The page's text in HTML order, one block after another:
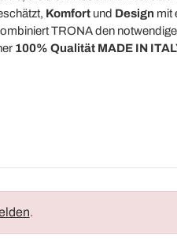
Komfortund Design mit
TRONA den
100% Qualität MADE IN
.